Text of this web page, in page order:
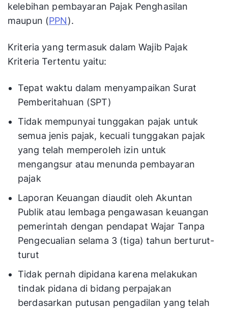
kelebihan pembayaran Pajak Penghasilan
maupun (PPN).
Kriteria yang termasuk dalam Wajib Pajak
Kriteria Tertentu yaitu:
Tepat waktu dalam menyampaikan Surat
Pemberitahuan (SPT)
Tidak mempunyai tunggakan pajak untuk
semua jenis pajak, kecuali tunggakan pajak
yang telah memperoleh izin untuk
mengangsur atau menunda pembayaran
pajak
Laporan Keuangan diaudit oleh Akuntan
Publik atau lembaga pengawasan keuangan
pemerintah dengan pendapat Wajar Tanpa
Pengecualian selama 3 (tiga) tahun berturut-
turut
Tidak pernah dipidana karena melakukan
tindak pidana di bidang perpajakan
berdasarkan putusan pengadilan yang telah